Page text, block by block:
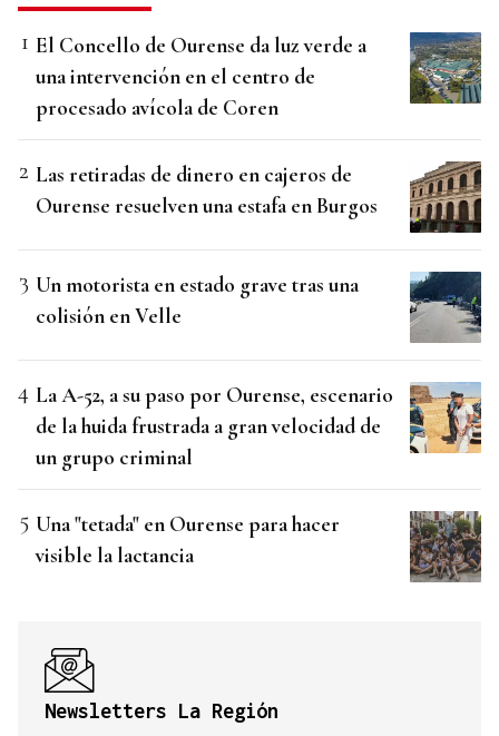
El Concello de Ourense da luz verde a
una intervención en el centro de
procesado avícola de Coren
Las retiradas de dinero en cajeros de
Ourense resuelven una estafa en Burgos
Un motorista en estado grave tras una
colisión en Velle
La A-52, a su paso por Ourense, escenario
de la huida frustrada a gran velocidad de
un grupo criminal
Una "tetada" en Ourense para hacer
visible la lactancia
Newsletters La Región